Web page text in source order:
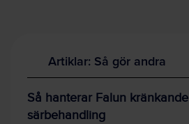
Artiklar: Så gör andra
Så hanterar Falun kränkande
särbehandling